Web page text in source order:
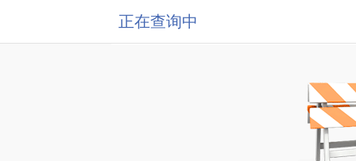
正在查询中